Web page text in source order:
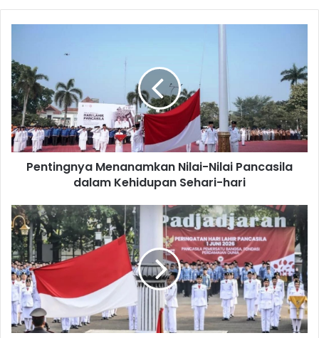
Nilai-
Nilai
Pancasila
dalam
Kehidupan
Sehari-
hari
Pentingnya Menanamkan Nilai-Nilai Pancasila
dalam Kehidupan Sehari-hari
Kapolres
Purwakarta
Pimpin
Upacara
Hari
Lahir
Pancasila
2026
di